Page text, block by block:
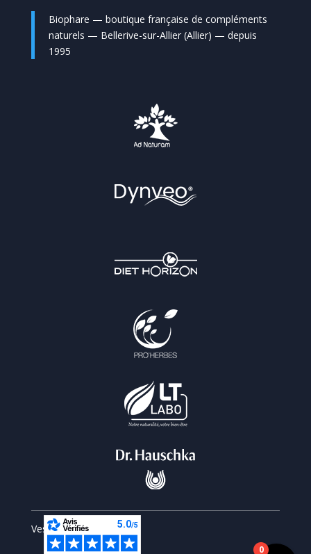
Biophare — boutique française de compléments
naturels — Bellerive-sur-Allier (Allier) — depuis
1995
Vesperiart © 2026
0